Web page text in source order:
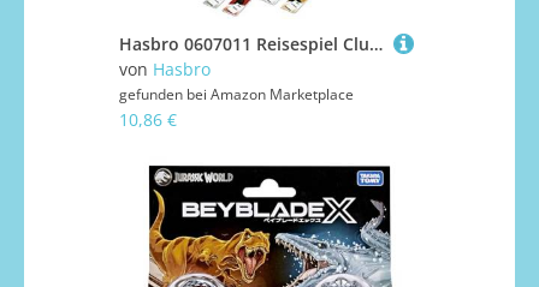
Hasbro 0607011 Reisespiel Cluedo
von Hasbro
gefunden bei Amazon Marketplace
10,86 €